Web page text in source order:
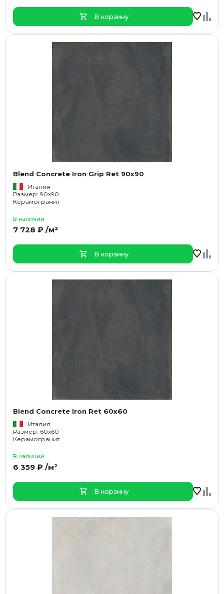
В корзину
Blend Concrete Iron Grip Ret 90x90
Италия
Размер: 90x90
Керамогранит
В наличии
7 728 ₽ /м²
В корзину
Blend Concrete Iron Ret 60x60
Италия
Размер: 60x60
Керамогранит
В наличии
6 359 ₽ /м²
В корзину